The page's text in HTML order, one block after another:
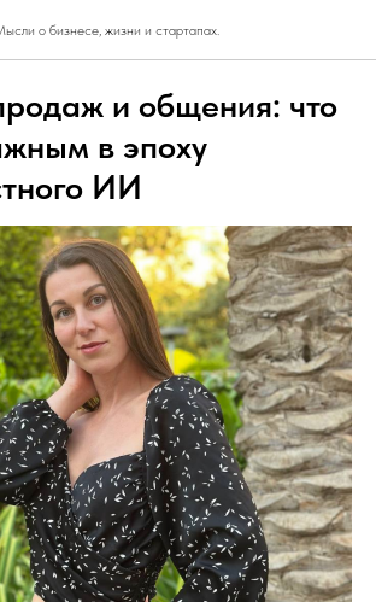
о бизнесе, жизни и стартапах.
и общения: что
в эпоху
ИИ